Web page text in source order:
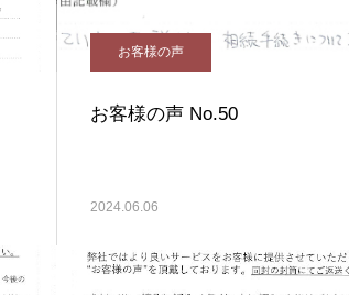
お客様の声
お客様の声 No.50
2024.06.06